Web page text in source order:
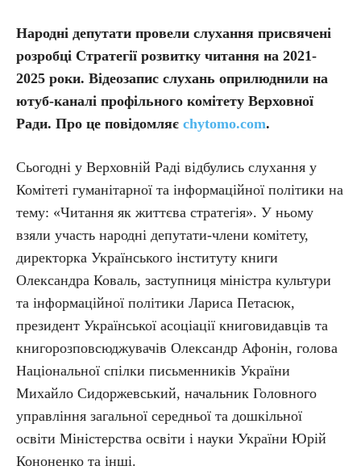
Народні депутати провели слухання присвячені
розробці Стратегії розвитку читання на 2021-
2025 роки. Відеозапис слухань оприлюднили на
ютуб-каналі профільного комітету Верховної
Ради. Про це повідомляє chytomo.com.
Сьогодні у Верховній Раді відбулись слухання у
Комітеті гуманітарної та інформаційної політики на
тему: «Читання як життєва стратегія». У ньому
взяли участь народні депутати-члени комітету,
директорка Українського інституту книги
Олександра Коваль, заступниця міністра культури
та інформаційної політики Лариса Петасюк,
президент Української асоціації книговидавців та
книгорозповсюджувачів Олександр Афонін, голова
Національної спілки письменників України
Михайло Сидоржевський, начальник Головного
управління загальної середньої та дошкільної
освіти Міністерства освіти і науки України Юрій
Кононенко та інші.